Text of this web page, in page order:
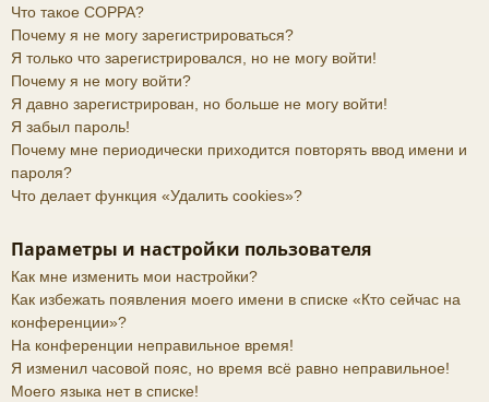
Что такое COPPA?
Почему я не могу зарегистрироваться?
Я только что зарегистрировался, но не могу войти!
Почему я не могу войти?
Я давно зарегистрирован, но больше не могу войти!
Я забыл пароль!
Почему мне периодически приходится повторять ввод имени и
пароля?
Что делает функция «Удалить cookies»?
Параметры и настройки пользователя
Как мне изменить мои настройки?
Как избежать появления моего имени в списке «Кто сейчас на
конференции»?
На конференции неправильное время!
Я изменил часовой пояс, но время всё равно неправильное!
Моего языка нет в списке!